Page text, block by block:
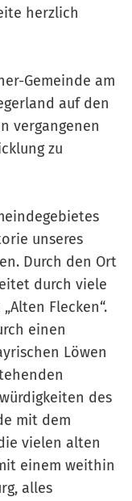
herzlich
Gemeinde am
auf den
vergangenen
zu
unseres
Durch den Ort
durch viele
Flecken“.
einen
Löwen
des
mit dem
vielen alten
einem weithin
alles